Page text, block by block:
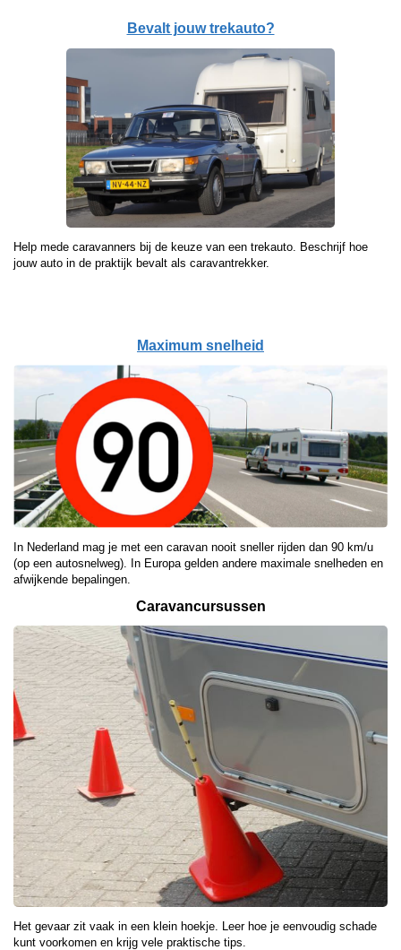
Bevalt jouw trekauto?
Help mede caravanners bij de keuze van een trekauto. Beschrijf hoe
jouw auto in de praktijk bevalt als caravantrekker.
Maximum snelheid
In Nederland mag je met een caravan nooit sneller rijden dan 90 km/u
(op een autosnelweg). In Europa gelden andere maximale snelheden en
afwijkende bepalingen.
Caravancursussen
Het gevaar zit vaak in een klein hoekje. Leer hoe je eenvoudig schade
kunt voorkomen en krijg vele praktische tips.